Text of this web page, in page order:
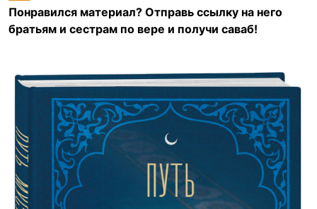
Понравился материал? Отправь ссылку на него
братьям и сестрам по вере и получи саваб!